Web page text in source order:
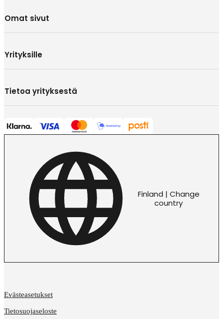
Omat sivut
Yrityksille
Tietoa yrityksestä
Finland | Change
country
Evästeasetukset
Tietosuojaseloste